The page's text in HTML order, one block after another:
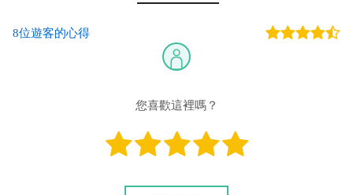
用，本活動宗旨以休間娛樂愛好大自然者為對象，非競技場行
8位遊客的心得
您喜歡這裡嗎？